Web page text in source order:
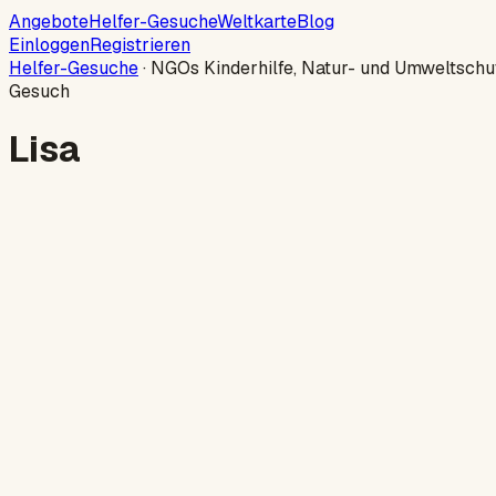
AngeboteHelfer-GesucheWeltkarteBlog
EinloggenRegistrieren
Helfer-Gesuche· NGOs Kinderhilfe, Natur- und
Gesuch
Lisa